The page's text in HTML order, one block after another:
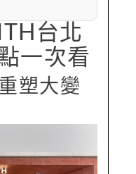
台北
一次看
塑大變